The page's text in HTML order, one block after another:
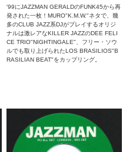
'99にJAZZMAN GERALDのFUNK45から再
発された一枚！MURO"K.M.W."ネタで、幾
多のCLUB JAZZ系DJがプレイするオリジ
ナルは激レアなKILLER JAZZのDEE FELI
CE TRIO"NIGHTINGALE"、フリー・ソウ
ルでも取り上げられたLOS BRASILIOS"B
RASILIAN BEAT"をカップリング。